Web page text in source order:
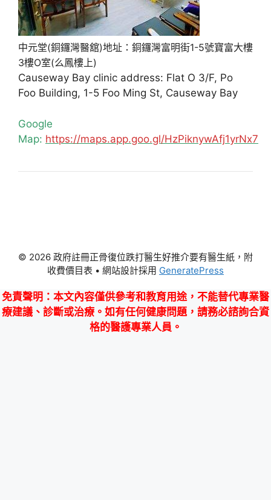
中元堂(銅鑼灣醫舘)地址：銅鑼灣富明街1-5號寶富大樓
3樓O室(么鳳樓上)
Causeway Bay clinic address: Flat O 3/F, Po
Foo Building, 1-5 Foo Ming St, Causeway Bay
Google
Map: https://maps.app.goo.gl/HzPiknywAfj1yrNx7
© 2026 政府註冊正骨復位跌打醫生好推介要有醫生紙，附
收費價目表 • 網站設計採用 GeneratePress
免責聲明 ：本文內容僅供參考和教育用途，不能替代專業醫
療建議、診斷或治療。如有任何健康問題，請務必諮詢合資
格的醫護專業人員。